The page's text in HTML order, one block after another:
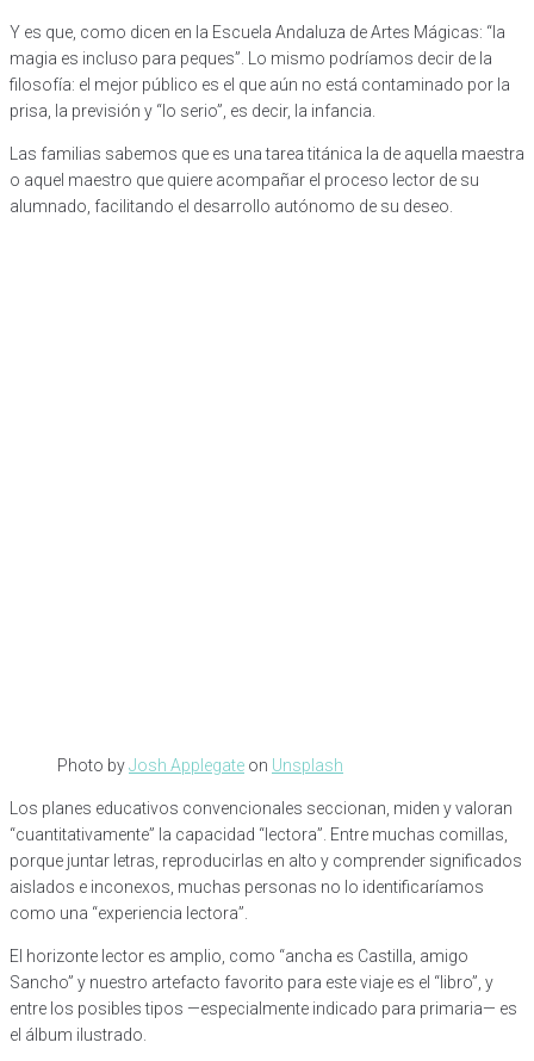
Y es que, como dicen en la Escuela Andaluza de Artes Mágicas: “la
magia es incluso para peques”. Lo mismo podríamos decir de la
filosofía: el mejor público es el que aún no está contaminado por la
prisa, la previsión y “lo serio”, es decir, la infancia.
Las familias sabemos que es una tarea titánica la de aquella maestra
o aquel maestro que quiere acompañar el proceso lector de su
alumnado, facilitando el desarrollo autónomo de su deseo.
Photo byJosh Applegate on Unsplash
Los planes educativos convencionales seccionan, miden y valoran
“cuantitativamente” la capacidad “lectora”. Entre muchas comillas,
porque juntar letras, reproducirlas en alto y comprender significados
aislados e inconexos, muchas personas no lo identificaríamos
como una “experiencia lectora”.
El horizonte lector es amplio, como “ancha es Castilla, amigo
Sancho” y nuestro artefacto favorito para este viaje es el “libro”, y
entre los posibles tipos —especialmente indicado para primaria— es
el álbum ilustrado.